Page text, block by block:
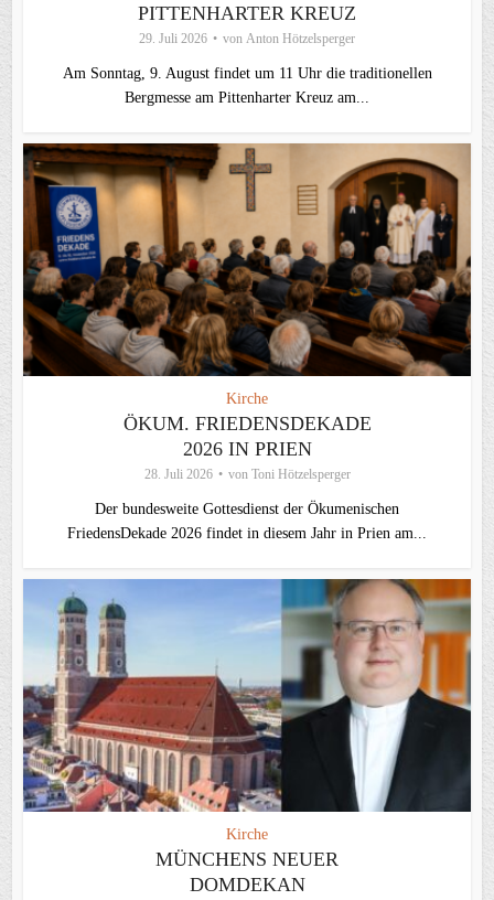
PITTENHARTER KREUZ
29. Juli 2026 von Anton Hötzelsperger
Am Sonntag, 9. August findet um 11 Uhr die traditionellen
Bergmesse am Pittenharter Kreuz am...
Kirche
ÖKUM. FRIEDENSDEKADE
2026 IN PRIEN
28. Juli 2026 von Toni Hötzelsperger
Der bundesweite Gottesdienst der Ökumenischen
FriedensDekade 2026 findet in diesem Jahr in Prien am...
Kirche
MÜNCHENS NEUER
DOMDEKAN